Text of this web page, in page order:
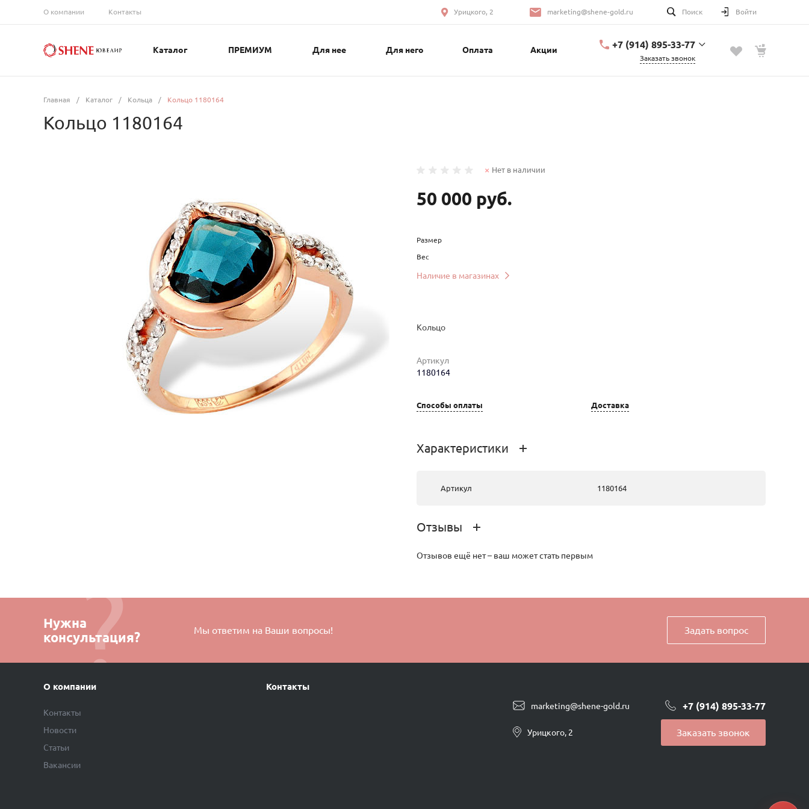
О компании Контакты Урицкого, 2 marketing@shene-gold.ru Поиск Войти
Каталог ПРЕМИУМ Для нее Для него Оплата Акции
+7 (914) 895-33-77
Заказать звонок
Главная / Каталог / Кольца / Кольцо 1180164
Кольцо 1180164
Нет в наличии
50 000 руб.
Размер
Вес
Наличие в магазинах
Наименование товара Размер Вес
Кольцо (27701300) 17.5 50 000 руб.
г. Улан-Удэ,
1 зеленый
фианит б/цв кр
Кольцо
Артикул
1180164
Способы оплаты Доставка
Характеристики
Артикул 1180164
Отзывы
Отзывов ещё нет – ваш может стать первым
Нужна
консультация?
Мы ответим на Ваши вопросы! Задать вопрос
О компании
Контакты
Новости
Статьи
Вакансии
Контакты
marketing@shene-gold.ru +7 (914) 895-33-77
Урицкого, 2 Заказать звонок